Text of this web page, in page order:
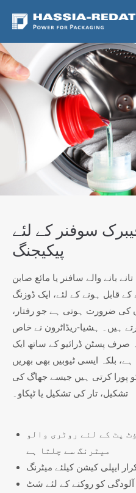
سوفنر کے لئے
پیکیجنگ
بانے والے سافنر یا مائع صابن
قابل ہونے کے لئے، ایک ڈوزنگ
کی ضرورت ہوتی ہے جو رفتار،
ہیں۔ ہشیا-ریڈاٹرون نے خاص
صرف پسٹن ڈرائیو کے ساتھ ایک
بلکہ ایسی ٹیوبیں بھی بھریں
پورا کرتی ہیں جیسے جھاگ کی
تشکیل، تار کی تشکیل یا ٹپکاو۔
پٹ کے لئے روٹری والو
میٹرنگ سے چلتا ہے
ایپلی کیشن کیلئے میٹرنگ
کو روکنے کے لئے شٹ